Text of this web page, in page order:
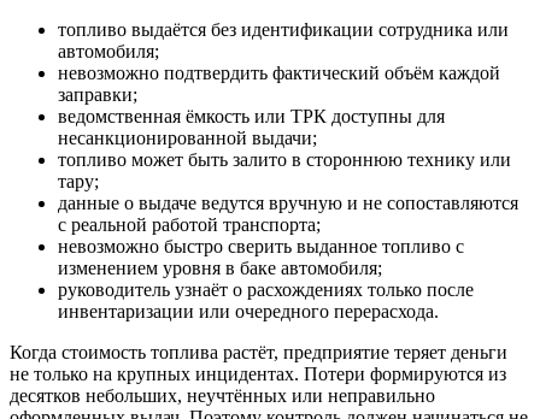
топливо выдаётся без идентификации сотрудника или
автомобиля;
невозможно подтвердить фактический объём каждой
заправки;
ведомственная ёмкость или ТРК доступны для
несанкционированной выдачи;
топливо может быть залито в стороннюю технику или
тару;
данные о выдаче ведутся вручную и не сопоставляются
с реальной работой транспорта;
невозможно быстро сверить выданное топливо с
изменением уровня в баке автомобиля;
руководитель узнаёт о расхождениях только после
инвентаризации или очередного перерасхода.
Когда стоимость топлива растёт, предприятие теряет деньги
не только на крупных инцидентах. Потери формируются из
десятков небольших, неучтённых или неправильно